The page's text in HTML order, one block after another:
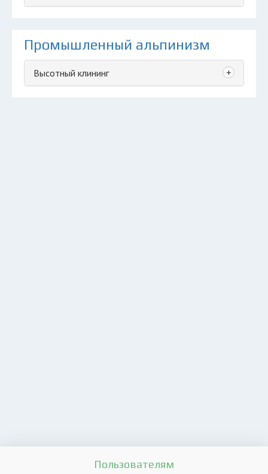
Промышленный альпинизм
Высотный клининг +
Пользователям